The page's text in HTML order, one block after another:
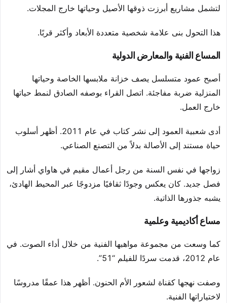
لتشمل مشاريع أبرزت ذوقها الأصيل وحياتها خارج المجلات.
هذا التحول بنى علامة شخصية متعددة الأبعاد وأكثر قربًا.
المساع الفنية والمعارض الدولية
أصبح عمود متسلسل يصف خزانة ملابسها الخاصة وحياتها
المنزلية ضربة مفاجئة. اتصل القراء بوصفه الصادق لنمط حياتها
خارج العمل.
أدى شعبية العمود إلى نشر كتاب في عام 2011. أظهر أسلوب
حياة مستند إلى الأصالة بدلاً من التصنع الصناعي.
زواجها في نفس السنة من رجل أعمال مقيم في هاواي أشار إلى
فصل جديد. كان يعكس وجودًا ثقافيًا مزدوجًا عبر المحيط الهادئ،
يشبه جذورها الذاتية.
مساع أكاديمية وعلمية
كما وسعت من مجموعة مواهبها الفنية من خلال أداء الصوت. في
عام 2012، قدمت سردًا للفيلم “51”.
وصفت نهجها كقناة لشعور الأم الحنون. أظهر هذا عمقًا مدروسًا
لاختياراتها الفنية.